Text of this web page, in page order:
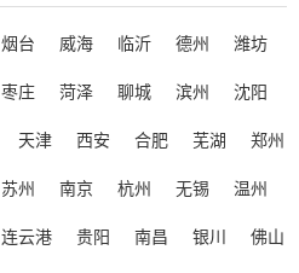
烟台 威海 临沂 德州 潍坊
枣庄 菏泽 聊城 滨州 沈阳
天津 西安 合肥 芜湖 郑州
苏州 南京 杭州 无锡 温州
连云港 贵阳 南昌 银川 佛山